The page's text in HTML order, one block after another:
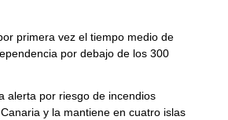
primera vez el tiempo medio de
por debajo de los 300
alerta por riesgo de incendios
y la mantiene en cuatro islas